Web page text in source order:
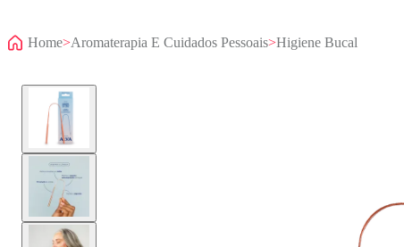
Home>Aromaterapia E Cuidados Pessoais>Higiene Bucal